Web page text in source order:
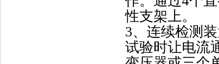
性支架上。
3、连续检测
试验时让电流